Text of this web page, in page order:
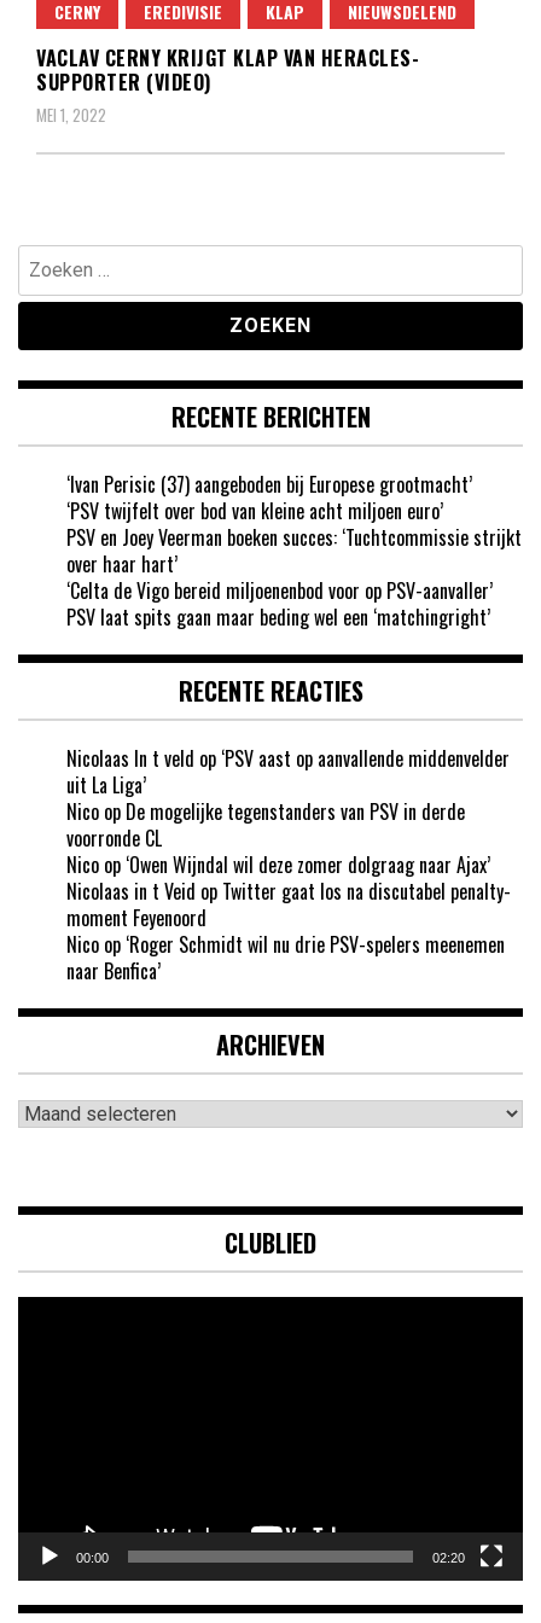
CERNY EREDIVISIE KLAP NIEUWSDELEND
VACLAV CERNY KRIJGT KLAP VAN HERACLES-
SUPPORTER (VIDEO)
MEI 1, 2022
Zoeken
naar:
RECENTE BERICHTEN
‘Ivan Perisic (37) aangeboden bij Europese grootmacht’
‘PSV twijfelt over bod van kleine acht miljoen euro’
PSV en Joey Veerman boeken succes: ‘Tuchtcommissie strijkt
over haar hart’
‘Celta de Vigo bereid miljoenenbod voor op PSV-aanvaller’
PSV laat spits gaan maar beding wel een ‘matchingright’
RECENTE REACTIES
Nicolaas In t veld op ‘PSV aast op aanvallende middenvelder
uit La Liga’
Nico op De mogelijke tegenstanders van PSV in derde
voorronde CL
Nico op ‘Owen Wijndal wil deze zomer dolgraag naar Ajax’
Nicolaas in t Veid op Twitter gaat los na discutabel penalty-
moment Feyenoord
Nico op ‘Roger Schmidt wil nu drie PSV-spelers meenemen
naar Benfica’
ARCHIEVEN
Archieven
CLUBLIED
00:00 02:20